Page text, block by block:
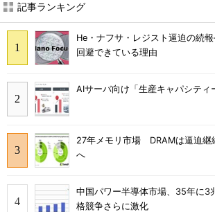
記事ランキング
He・ナフサ・レジスト逼迫の続
回避できている理由
AIサーバ向け「生産キャパシティ
27年メモリ市場 DRAMは逼迫継
へ
中国パワー半導体市場、35年に
格競争さらに激化